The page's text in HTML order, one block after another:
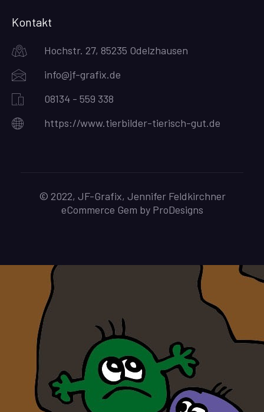
Kontakt
Hochstr. 27, 85235 Odelzhausen
info@jf-grafix.de
08134 - 559 338
https://www.tierbilder-tierisch-gut.de
© 2022, JF-Grafix, Jennifer Feldkirchner
eCommerce Gem by ProDesigns